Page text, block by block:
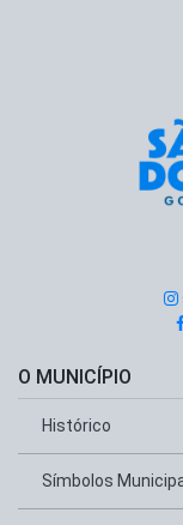
O MUNICÍPIO
Histórico
Símbolos